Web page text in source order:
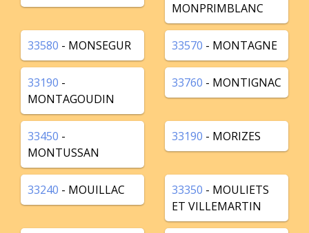
MONPRIMBLANC
33580 - MONSEGUR 33570 - MONTAGNE
33190 -
MONTAGOUDIN
33760 - MONTIGNAC
33450 -
MONTUSSAN
33190 - MORIZES
33240 - MOUILLAC 33350 - MOULIETS
ET VILLEMARTIN